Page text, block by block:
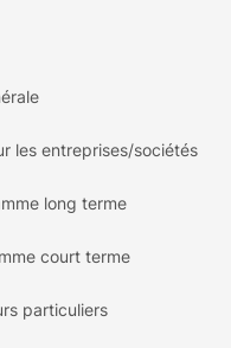
les entreprises/sociétés
long terme
court terme
particuliers